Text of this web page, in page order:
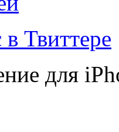
Твиттере
для